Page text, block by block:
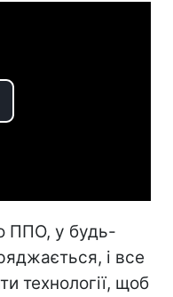
ППО, у будь-
і все
технології, щоб